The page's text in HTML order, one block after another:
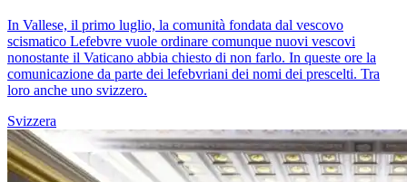
In Vallese, il primo luglio, la comunità fondata dal vescovo
scismatico Lefebvre vuole ordinare comunque nuovi vescovi
nonostante il Vaticano abbia chiesto di non farlo. In queste ore la
comunicazione da parte dei lefebvriani dei nomi dei prescelti. Tra
loro anche uno svizzero.
Svizzera